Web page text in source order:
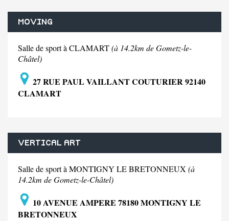
MOVING
Salle de sport à CLAMART(à 14.2km de Gometz-le-
Châtel)
27 RUE PAUL VAILLANT COUTURIER 92140
CLAMART
VERTICAL ART
Salle de sport à MONTIGNY LE BRETONNEUX (à
14.2km de Gometz-le-Châtel)
10 AVENUE AMPERE 78180 MONTIGNY LE
BRETONNEUX